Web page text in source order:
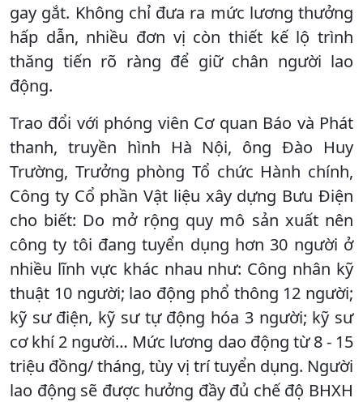
gay gắt. Không chỉ đưa ra mức lương thưởng
hấp dẫn, nhiều đơn vị còn thiết kế lộ trình
thăng tiến rõ ràng để giữ chân người lao
động.
​Trao đổi với phóng viên Cơ quan Báo và Phát
thanh, truyền hình Hà Nội, ông Đào Huy
Trường, Trưởng phòng Tổ chức Hành chính,
Công ty Cổ phần Vật liệu xây dựng Bưu Điện
cho biết: Do mở rộng quy mô sản xuất nên
công ty tôi đang tuyển dụng hơn 30 người ở
nhiều lĩnh vực khác nhau như: Công nhân kỹ
thuật 10 người; lao động phổ thông 12 người;
kỹ sư điện, kỹ sư tự động hóa 3 người; kỹ sư
cơ khí 2 người… Mức lương dao động từ 8 - 15
triệu đồng/ tháng, tùy vị trí tuyển dụng. Người
lao động sẽ được hưởng đầy đủ chế độ BHXH